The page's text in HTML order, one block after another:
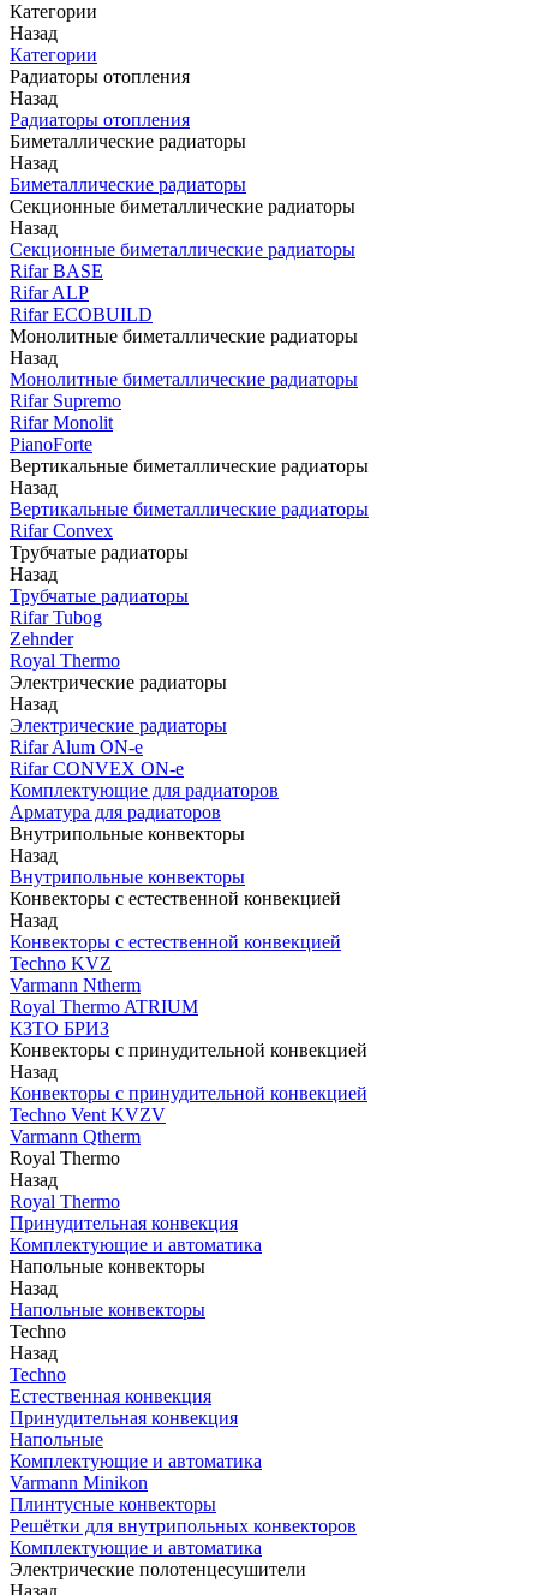
Категории
Назад
Категории
Радиаторы отопления
Назад
Радиаторы отопления
Биметаллические радиаторы
Назад
Биметаллические радиаторы
Секционные биметаллические радиаторы
Назад
Секционные биметаллические радиаторы
Rifar BASE
Rifar ALP
Rifar ECOBUILD
Монолитные биметаллические радиаторы
Назад
Монолитные биметаллические радиаторы
Rifar Supremo
Rifar Monolit
PianoForte
Вертикальные биметаллические радиаторы
Назад
Вертикальные биметаллические радиаторы
Rifar Convex
Трубчатые радиаторы
Назад
Трубчатые радиаторы
Rifar Tubog
Zehnder
Royal Thermo
Электрические радиаторы
Назад
Электрические радиаторы
Rifar Alum ON-e
Rifar CONVEX ON-e
Комплектующие для радиаторов
Арматура для радиаторов
Внутрипольные конвекторы
Назад
Внутрипольные конвекторы
Конвекторы с естественной конвекцией
Назад
Конвекторы с естественной конвекцией
Techno KVZ
Varmann Ntherm
Royal Thermo ATRIUM
КЗТО БРИЗ
Конвекторы с принудительной конвекцией
Назад
Конвекторы с принудительной конвекцией
Techno Vent KVZV
Varmann Qtherm
Royal Thermo
Назад
Royal Thermo
Принудительная конвекция
Комплектующие и автоматика
Напольные конвекторы
Назад
Напольные конвекторы
Techno
Назад
Techno
Естественная конвекция
Принудительная конвекция
Напольные
Комплектующие и автоматика
Varmann Minikon
Плинтусные конвекторы
Решётки для внутрипольных конвекторов
Комплектующие и автоматика
Электрические полотенцесушители
Назад